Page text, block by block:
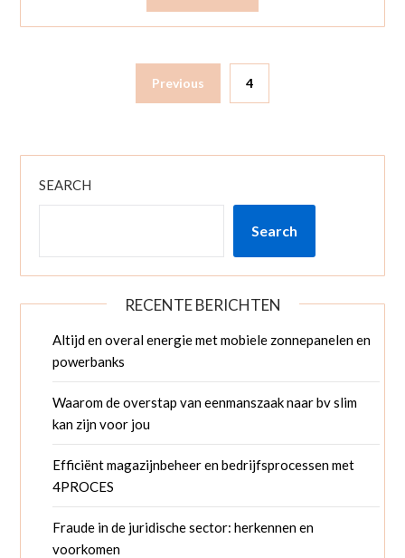
Previous 4
SEARCH
Search
RECENTE BERICHTEN
Altijd en overal energie met mobiele zonnepanelen en
powerbanks
Waarom de overstap van eenmanszaak naar bv slim
kan zijn voor jou
Efficiënt magazijnbeheer en bedrijfsprocessen met
4PROCES
Fraude in de juridische sector: herkennen en
voorkomen